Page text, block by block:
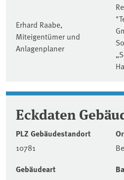
Erhard Raabe,
Miteigentümer und
Anlagenplaner
Eckdaten
PLZ Gebäudestandort
10781
Gebäudeart